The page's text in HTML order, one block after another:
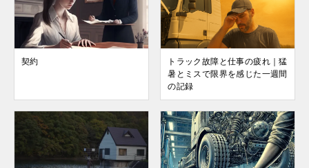
契約
トラック故障と仕事の疲れ｜猛
暑とミスで限界を感じた一週間
の記録